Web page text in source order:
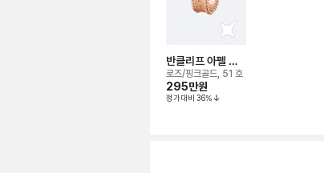
반클리프 아펠 뻬
를리 시그니처 링
로즈/핑크골드, 51 호
295만원
정가대비 36%